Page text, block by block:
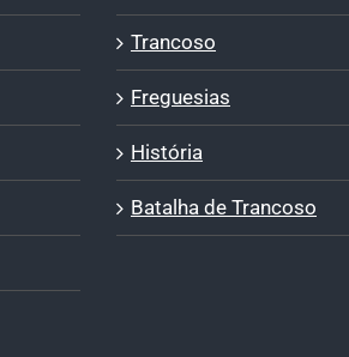
Trancoso
Freguesias
História
Batalha de Trancoso